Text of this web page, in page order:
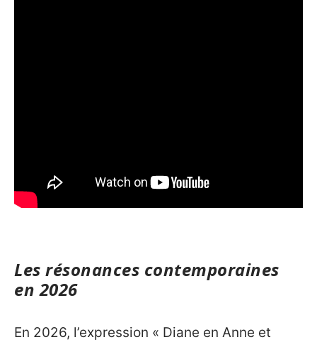
Les résonances contemporaines
en 2026
En 2026, l’expression « Diane en Anne et